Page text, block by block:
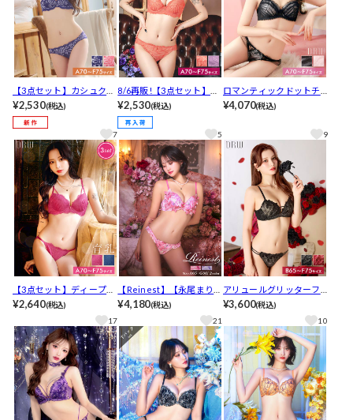
【3点セット】カシュクー
ルフラワーレーシィブラ
ジャー&バック透けフルバ
ック&Tバックショーツ[推
し]
¥2,530(税込)
7
8/6再販!【3点セット】リ
ボンコードレーシィブラ
ジャー&バック透けフルバ
ック&Tバックショーツ[推
し]
¥2,530(税込)
5
ロマンティックドットチ
ュールブラジャーフルバ
¥4,070(税込)
9
【3点セット】ディープア
イラッシュレース育乳脇
高ブラジャー&フルバック
&Tバックショーツ
¥2,640(税込)
17
【Reinest】【永尾まりや
着用】ルミナスリリーブ
ロッサムブラジャー&バッ
ク透けフルバックショー
ツ[推し]
¥4,180(税込)
21
アリュールグリッターフ
ルールブラジャー&フルバ
¥3,600(税込)
10